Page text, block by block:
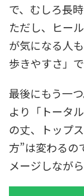
で、むしろ長
ただし、ヒー
が気になる人
歩きやすさ」
最後にもう一
より「トータ
の丈、トップ
方”は変わるの
メージしなが